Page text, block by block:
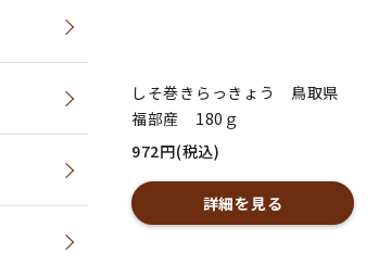
しそ巻きらっきょう 鳥取県
福部産 180ｇ
972円(税込)
詳細を見る